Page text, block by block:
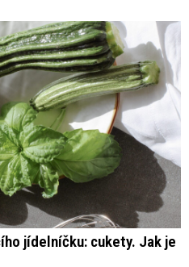
jídelníčku: cukety. Jak je